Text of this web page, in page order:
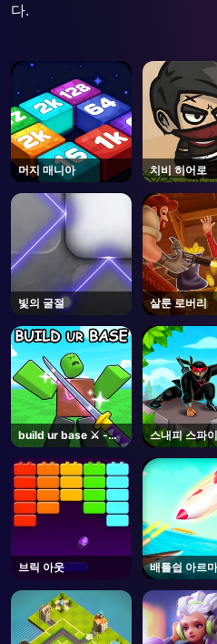
AD
다.
머지 매니아 치비 히어로
빛의 굴절 살룬 로버리
build ur base ⚔️ -
Roblox
스내피 스파
브릭 아웃 배틀쉽 아르